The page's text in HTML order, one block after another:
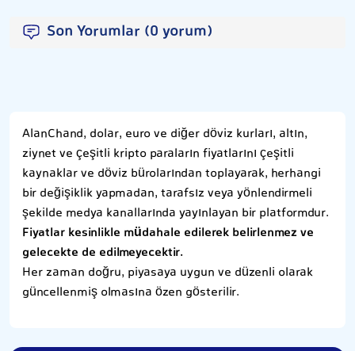
Son Yorumlar (0 yorum)
AlanChand, dolar, euro ve diğer döviz kurları, altın,
ziynet ve çeşitli kripto paraların fiyatlarını çeşitli
kaynaklar ve döviz bürolarından toplayarak, herhangi
bir değişiklik yapmadan, tarafsız veya yönlendirmeli
şekilde medya kanallarında yayınlayan bir platformdur.
Fiyatlar kesinlikle müdahale edilerek belirlenmez ve
gelecekte de edilmeyecektir.
Her zaman doğru, piyasaya uygun ve düzenli olarak
güncellenmiş olmasına özen gösterilir.